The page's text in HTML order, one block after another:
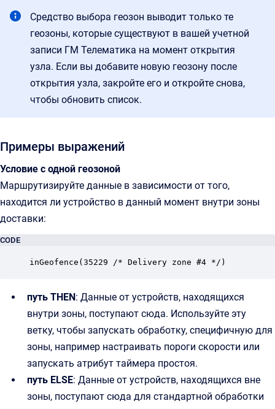
Средство выбора геозон выводит только те
геозоны, которые существуют в вашей учетной
записи ГМ Телематика на момент открытия
узла. Если вы добавите новую геозону после
открытия узла, закройте его и откройте снова,
чтобы обновить список.
Примеры выражений
Условие с одной геозоной
Маршрутизируйте данные в зависимости от того,
находится ли устройство в данный момент внутри зоны
доставки:
CODE
inGeofence(35229 /* Delivery zone #4 */)
путь THEN: Данные от устройств, находящихся
внутри зоны, поступают сюда. Используйте эту
ветку, чтобы запускать обработку, специфичную для
зоны, например настраивать пороги скорости или
запускать атрибут таймера простоя.
путь ELSE: Данные от устройств, находящихся вне
зоны, поступают сюда для стандартной обработки